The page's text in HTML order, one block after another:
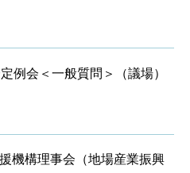
例会＜一般質問＞（議場）
機構理事会（地場産業振興